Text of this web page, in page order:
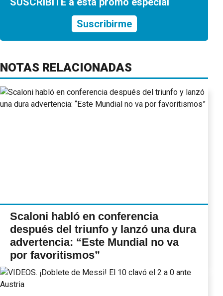
Suscribirme
NOTAS RELACIONADAS
Scaloni habló en conferencia
después del triunfo y lanzó una dura
advertencia: “Este Mundial no va
por favoritismos”